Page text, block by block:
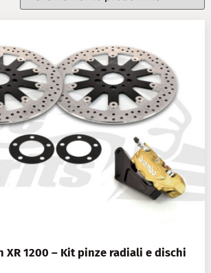
XR 1200 – Kit pinze radiali e dischi